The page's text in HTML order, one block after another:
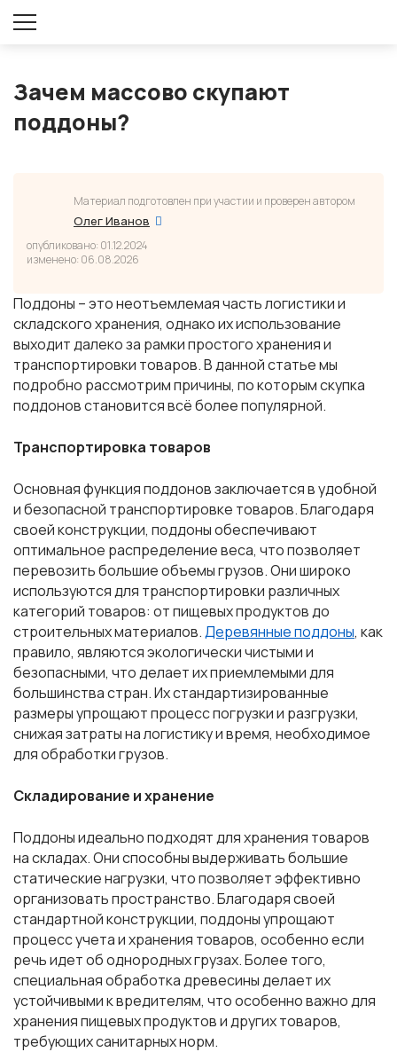
Зачем массово скупают
поддоны?
Материал подготовлен при участии и проверен автором
Олег Иванов
опубликовано: 01.12.2024
изменено: 06.08.2026
Поддоны – это неотъемлемая часть логистики и
складского хранения, однако их использование
выходит далеко за рамки простого хранения и
транспортировки товаров. В данной статье мы
подробно рассмотрим причины, по которым скупка
поддонов становится всё более популярной.
Транспортировка товаров
Основная функция поддонов заключается в удобной
и безопасной транспортировке товаров. Благодаря
своей конструкции, поддоны обеспечивают
оптимальное распределение веса, что позволяет
перевозить большие объемы грузов. Они широко
используются для транспортировки различных
категорий товаров: от пищевых продуктов до
строительных материалов.Деревянные поддоны, как
правило, являются экологически чистыми и
безопасными, что делает их приемлемыми для
большинства стран. Их стандартизированные
размеры упрощают процесс погрузки и разгрузки,
снижая затраты на логистику и время, необходимое
для обработки грузов.
Складирование и хранение
Поддоны идеально подходят для хранения товаров
на складах. Они способны выдерживать большие
статические нагрузки, что позволяет эффективно
организовать пространство. Благодаря своей
стандартной конструкции, поддоны упрощают
процесс учета и хранения товаров, особенно если
речь идет об однородных грузах. Более того,
специальная обработка древесины делает их
устойчивыми к вредителям, что особенно важно для
хранения пищевых продуктов и других товаров,
требующих санитарных норм.